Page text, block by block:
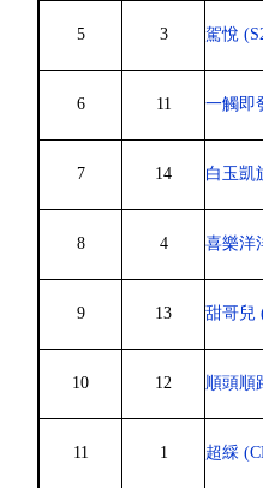
5 3 駕悅
6 11 一觸即
7 14 白玉凱
8 4 喜樂洋
9 13 甜哥兒
10 12 順頭順
11 1 超綵